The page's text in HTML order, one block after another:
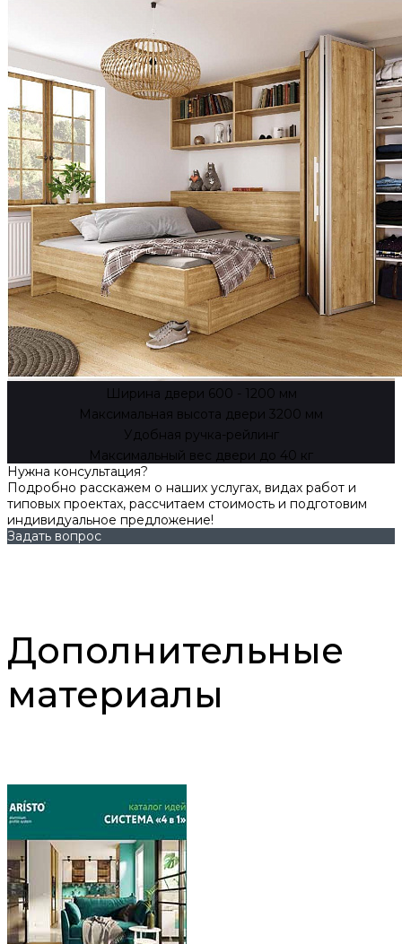
Ширина двери 600 - 1200 мм
Максимальная высота двери 3200 мм
Удобная ручка-рейлинг
Максимальный вес двери до 40 кг
Нужна консультация?
Подробно расскажем о наших услугах, видах работ и
типовых проектах, рассчитаем стоимость и подготовим
индивидуальное предложение!
Задать вопрос
Дополнительные
материалы